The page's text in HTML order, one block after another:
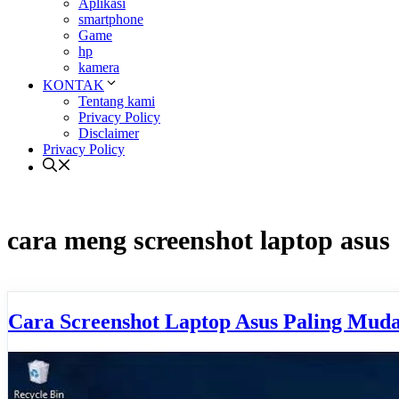
smartphone
Game
hp
kamera
KONTAK
Tentang kami
Privacy Policy
Disclaimer
Privacy Policy
cara meng screenshot laptop asus
Cara Screenshot Laptop Asus Paling